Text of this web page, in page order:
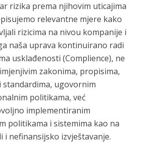
rizika prema njihovim uticajima
relevantne mjere kako
rizicima na nivou kompanije i
naša uprava kontinuirano radi
usklađenosti (Complience), ne
zakonima, propisima,
ugovornim
politikama, već
implementiranim
politikama i sistemima kao na
i nefinansijsko izvještavanje.